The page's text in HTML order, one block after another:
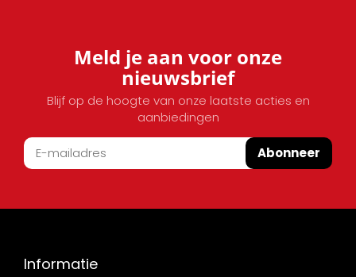
Meld je aan voor onze
nieuwsbrief
Blijf op de hoogte van onze laatste acties en
aanbiedingen
Abonneer
Informatie